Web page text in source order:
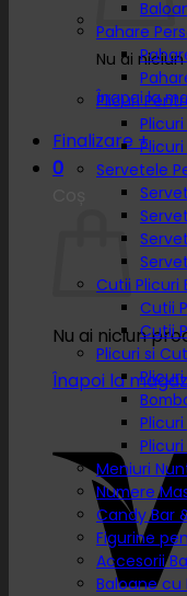
Nu ai
Înapoi la
Finalizare +
0
Nu ai niciun
Înapoi la
Pahare
Plicuri
Servetele
Cutii Plicuri
Cutii
Cutii
Plicuri si
Meniuri
Numere
Candy Bar
Figurine
Accesorii
Baloane cu